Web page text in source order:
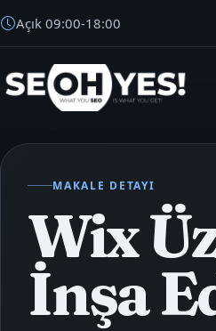
Açık09:00-18:00
SEOH
MAKALE DETAYI
Wix
İnşa